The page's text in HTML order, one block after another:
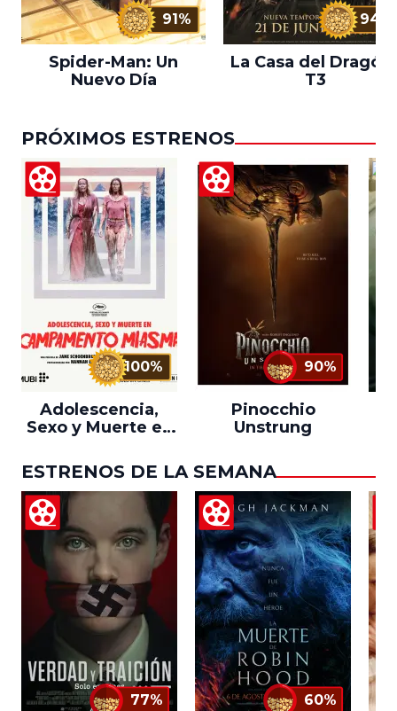
91%
Spider-Man: Un
Nuevo Día
94%
La Casa del Dragón
T3
PRÓXIMOS ESTRENOS
100%
Adolescencia,
Sexo y Muerte en
Miasma
90%
Pinocchio
Unstrung
ESTRENOS DE LA SEMANA
77% 60%